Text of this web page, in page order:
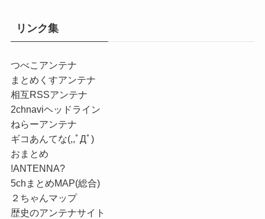
リンク集
つべこアンテナ
まとめくすアンテナ
相互RSSアンテナ
2chnaviヘッドライン
ねらーアンテナ
ギコあんてな(,,ﾟДﾟ)
おまとめ
!ANTENNA?
5chまとめMAP(総合)
２ちゃんマップ
歴史のアンテナサイト